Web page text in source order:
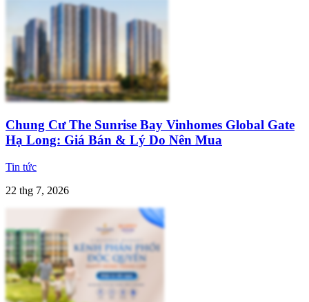
Chung Cư The Sunrise Bay Vinhomes Global Gate
Hạ Long: Giá Bán & Lý Do Nên Mua
Tin tức
22 thg 7, 2026